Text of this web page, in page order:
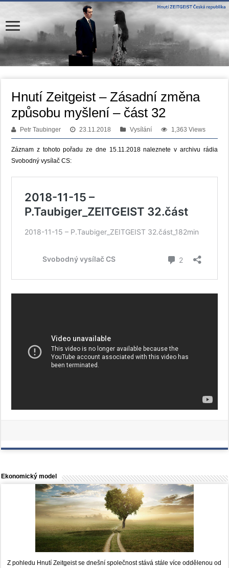
Hnutí Zeitgeist – Zásadní změna
způsobu myšlení – část 32
Petr Taubinger 23.11.2018 Vysílání 1,363 Views
Záznam z tohoto pořadu ze dne 15.11.2018 naleznete v archivu rádia
Svobodný vysílač CS:
Ekonomický model
Z pohledu Hnutí Zeitgeist se dnešní společnost stává stále více oddělenou od